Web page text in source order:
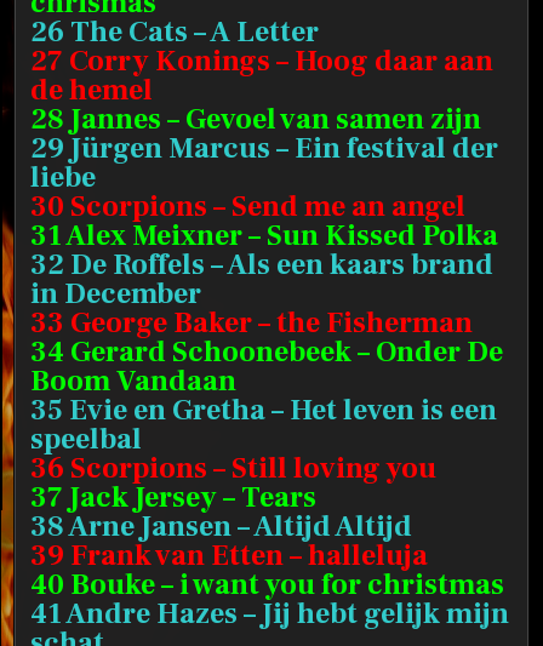
26 The Cats – A Letter
27 Corry Konings – Hoog daar aan
de hemel
28 Jannes – Gevoel van samen zijn
29 Jürgen Marcus – Ein festival der
liebe
30 Scorpions – Send me an angel
31 Alex Meixner – Sun Kissed Polka
32 De Roffels – Als een kaars brand
in December
33 George Baker – the Fisherman
34 Gerard Schoonebeek – Onder De
Boom Vandaan
35 Evie en Gretha – Het leven is een
speelbal
36 Scorpions – Still loving you
37 Jack Jersey – Tears
38 Arne Jansen – Altijd Altijd
39 Frank van Etten – halleluja
40 Bouke – i want you for christmas
41 Andre Hazes – Jij hebt gelijk mijn